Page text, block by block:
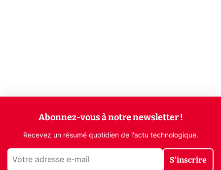
Abonnez-vous à notre newsletter !
Recevez un résumé quotidien de l'actu technologique.
S'inscrire